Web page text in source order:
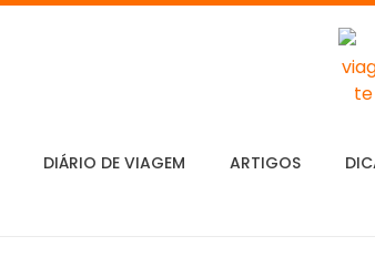
DIÁRIO DE VIAGEM ARTIGOS